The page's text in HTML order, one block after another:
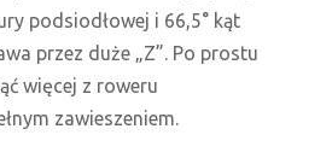
podsiodłowej i 66,5° kąt
przez duże „Z”. Po prostu
więcej z roweru
zawieszeniem.